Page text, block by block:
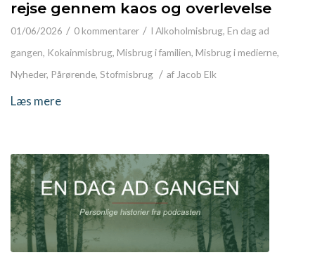
rejse gennem kaos og overlevelse
01/06/2026 / 0 kommentarer / I Alkoholmisbrug, En dag ad
gangen, Kokainmisbrug, Misbrug i familien, Misbrug i medierne,
Nyheder, Pårørende, Stofmisbrug / af Jacob Elk
Læs mere